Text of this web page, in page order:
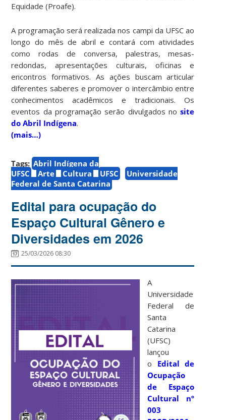
Equidade (Proafe).
A programação será realizada nos campi da UFSC ao
longo do mês de abril e contará com atividades
como rodas de conversa, palestras, mesas-
redondas, apresentações culturais, oficinas e
encontros formativos. As ações buscam articular
diferentes saberes e promover o intercâmbio entre
conhecimentos acadêmicos e tradicionais. Os
eventos da programação serão divulgados nosite
do Abril Indígena.
(mais…)
Tags: Abril Indígena da
UFSC
Arte Cultura UFSC
Universidade
Federal de Santa Catarina
Edital para ocupação do
Espaço Cultural Gênero e
Diversidades em 2026
25/03/2026 08:30
A
Universidade
Federal de
Santa
Catarina
(UFSC)
lançou
o Edital de
Ocupação
de Espaço
Cultural nº
003